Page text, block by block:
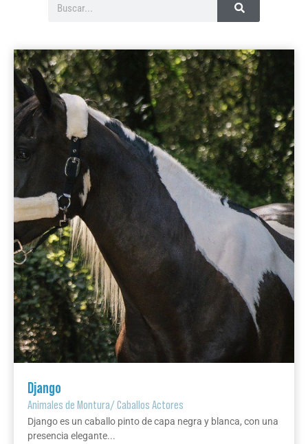
Django
Animales de Montura/Caballos Actores
Django es un caballo pinto de capa negra y blanca, con una
presencia elegante...